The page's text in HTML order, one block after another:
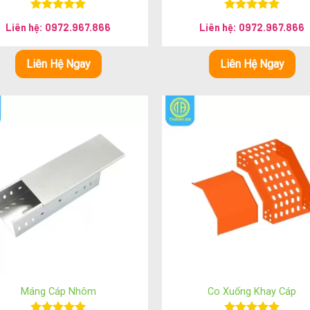
theo yêu cầu
hạng5.00
Liên hệ: 0972.967.866
Liên Hệ Ngay
hạng5.00
Liên hệ: 0972.967.866
Liên Hệ Ngay
Máng Cáp Nhôm Co Xuống Khay Cáp